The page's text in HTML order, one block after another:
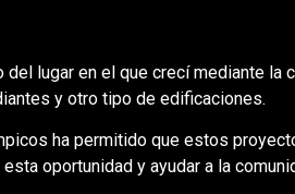
lugar en el que crecí mediante la
y otro tipo de edificaciones.
ha permitido que estos
oportunidad y ayudar a la